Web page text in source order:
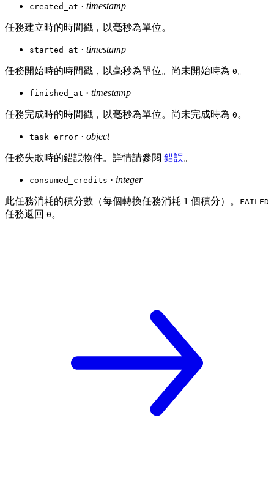
created_at · timestamp
任務建立時的時間戳，以毫秒為單位。
started_at · timestamp
任務開始時的時間戳，以毫秒為單位。尚未開始時為 0。
finished_at · timestamp
任務完成時的時間戳，以毫秒為單位。尚未完成時為 0。
task_error · object
任務失敗時的錯誤物件。詳情請參閱 錯誤。
consumed_credits · integer
此任務消耗的積分數（每個轉換任務消耗 1 個積分）。 FAILED
任務返回 0。